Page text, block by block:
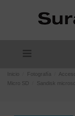
Inicio Fotografía
Micro SD
Sandisk